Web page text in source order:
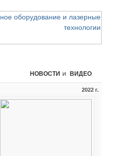
НОВОСТИ и ВИДЕО
2022 г.